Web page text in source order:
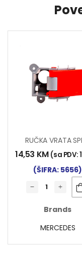
14,53 KM (sa PDV:
(ŠIFRA: 5656)
Brands
MERCEDES